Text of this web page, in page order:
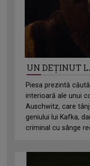
UN DEȚINUT
Piesa prezintă
interioară ale unui
Auschwitz, care
geniului lui Kafka,
criminal cu sânge